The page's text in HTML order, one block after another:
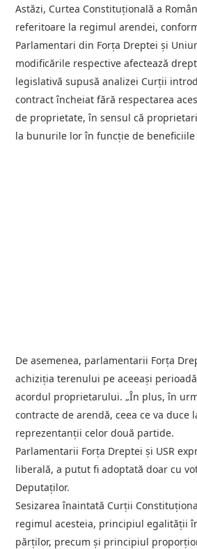
Astăzi, Curtea Constituțională a
referitoare la regimul arendei,
Parlamentari din Forța Dreptei și
modificările respective afectează
legislativă supusă analizei Curții
contract încheiat fără respectarea
de proprietate, în sensul că
la bunurile lor în funcție de
De asemenea, parlamentarii Forța
achiziția terenului pe aceeași
acordul proprietarului. „În plus, în
contracte de arendă, ceea ce va
reprezentanții celor două partide.
Parlamentarii Forța Dreptei și USR
liberală, a putut fi adoptată doar cu
Deputaților.
Sesizarea înaintată Curții
regimul acesteia, principiul egalității
părților, precum și principiul